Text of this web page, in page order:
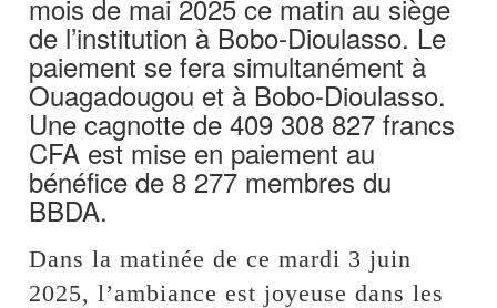
mois de mai 2025 ce matin au siège
de l’institution à Bobo-Dioulasso. Le
paiement se fera simultanément à
Ouagadougou et à Bobo-Dioulasso.
Une cagnotte de 409 308 827 francs
CFA est mise en paiement au
bénéfice de 8 277 membres du
BBDA.
Dans la matinée de ce mardi 3 juin
2025, l’ambiance est joyeuse dans les